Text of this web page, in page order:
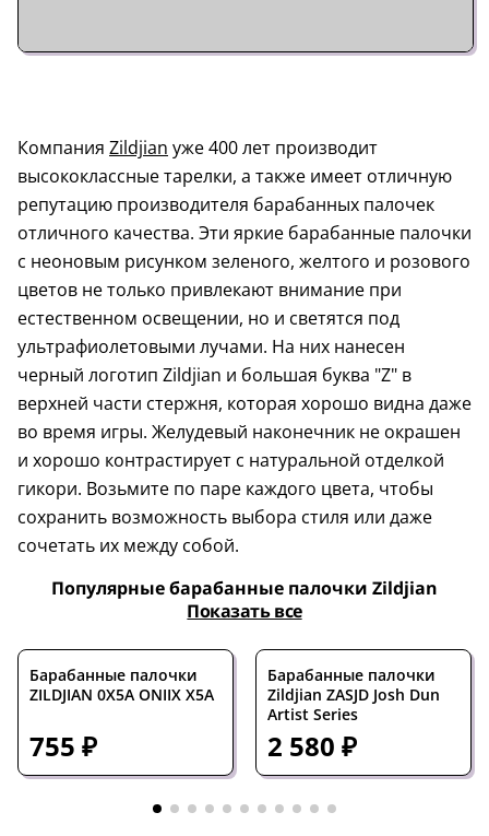
Компания Zildjian уже 400 лет производит
высококлассные тарелки, а также имеет отличную
репутацию производителя барабанных палочек
отличного качества. Эти яркие барабанные палочки
с неоновым рисунком зеленого, желтого и розового
цветов не только привлекают внимание при
естественном освещении, но и светятся под
ультрафиолетовыми лучами. На них нанесен
черный логотип Zildjian и большая буква "Z" в
верхней части стержня, которая хорошо видна даже
во время игры. Желудевый наконечник не окрашен
и хорошо контрастирует с натуральной отделкой
гикори. Возьмите по паре каждого цвета, чтобы
сохранить возможность выбора стиля или даже
сочетать их между собой.
Популярные барабанные палочки Zildjian
Показать все
Барабанные палочки
ZILDJIAN 0X5A ONIIX X5A
755 ₽
Барабанные палочки
Zildjian ZASJD Josh Dun
Artist Series
2 580 ₽